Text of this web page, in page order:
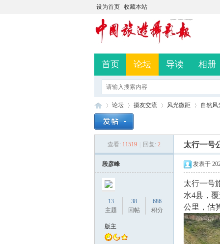
设为首页 收藏本站
首页 论坛 导读 相册
论坛
›
摄友交流
›
风光微距
›
自然风
查看: 11519 回复: 2 太行一号
段彦峰
13
主题
38
回帖
686
积分
版主
发表于
太行一号
水4县，
公里，估